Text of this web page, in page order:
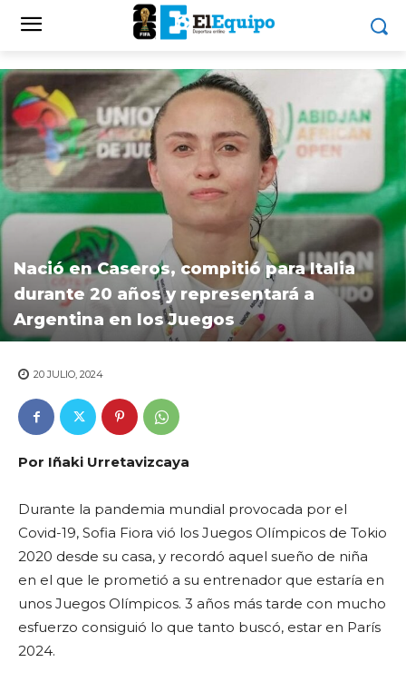
Nació en Caseros, compitió para Italia
durante 20 años y representará a
Argentina en los Juegos
20 JULIO, 2024
Por Iñaki Urretavizcaya
Durante la pandemia mundial provocada por el
Covid-19, Sofia Fiora vió los Juegos Olímpicos de Tokio
2020 desde su casa, y recordó aquel sueño de niña
en el que le prometió a su entrenador que estaría en
unos Juegos Olímpicos. 3 años más tarde con mucho
esfuerzo consiguió lo que tanto buscó, estar en París
2024.